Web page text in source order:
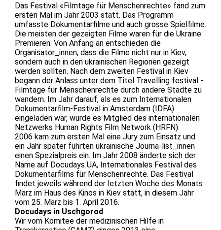
Das Festival «Filmtage für Menschenrechte» fand zum
ersten Mal im Jahr 2003 statt. Das Programm
umfasste Dokumentarfilme und auch grosse Spielfilme.
Die meisten der gezeigten Filme waren für die Ukraine
Premieren. Von Anfang an entschieden die
Organisator_innen, dass die Filme nicht nur in Kiev,
sondern auch in den ukrainischen Regionen gezeigt
werden sollten. Nach dem zweiten Festival in Kiev
begann der Anlass unter dem Titel Travelling festival -
Filmtage für Menschenrechte durch andere Städte zu
wandern. Im Jahr darauf, als es zum Internationalen
Dokumentarfilm-Festival in Amsterdam (IDFA)
eingeladen war, wurde es Mitglied des internationalen
Netzwerks Human Rights Film Network (HRFN).
2006 kam zum ersten Mal eine Jury zum Einsatz und
ein Jahr später führten ukrainische Journa-list_innen
einen Spezialpreis ein. Im Jahr 2008 änderte sich der
Name auf Docudays UA, Internationales Festival des
Dokumentarfilms für Menschenrechte. Das Festival
findet jeweils während der letzten Woche des Monats
März im Haus des Kinos in Kiev statt, in diesem Jahr
vom 25. März bis 1. April 2016.
Docudays in Uschgorod
Wir vom Komitee der medizinischen Hilfe in